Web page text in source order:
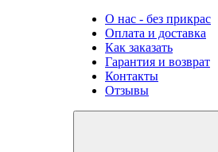
О нас - без прикрас
Оплата и доставка
Как заказать
Гарантия и возврат
Контакты
Отзывы